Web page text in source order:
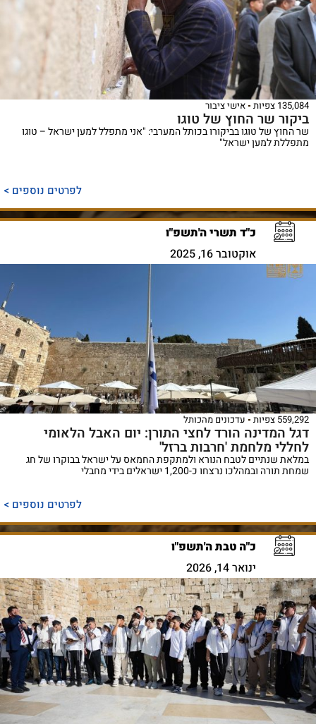
135,084 צפיות אישי ציבור
ביקור שר החוץ של טוגו
שר החוץ של טוגו בביקורו בכותל המערבי: "אני מתפלל למען ישראל – טוגו
מתפללת למען ישראל"
לפרטים נוספים >
כ"ד תשרי ה'תשפ"ו
אוקטובר 16, 2025
559,292 צפיות עדכונים מהכותל
דגל המדינה הורד לחצי התורן: יום האבל הלאומי
לחללי מלחמת 'חרבות ברזל'
במלאת שנתיים לטבח הנורא ולמתקפת החמאס על ישראל בבוקרו של חג
שמחת תורה ובמהלכו נרצחו כ-1,200 ישראלים בידי מחבלי
לפרטים נוספים >
כ"ה טבת ה'תשפ"ו
ינואר 14, 2026